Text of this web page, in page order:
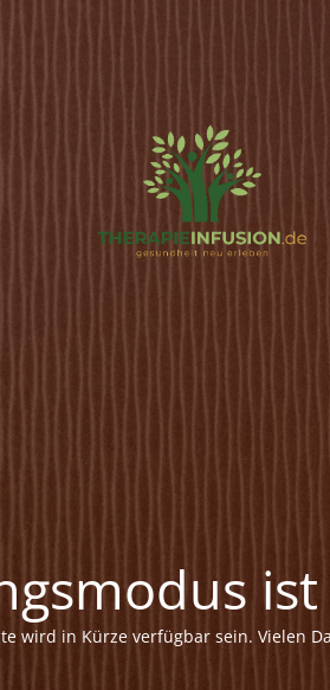
wird in Kürze verfügbar sein. Vielen